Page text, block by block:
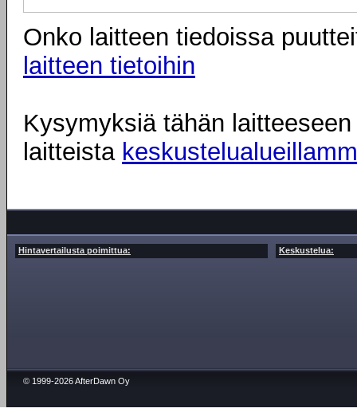
Onko laitteen tiedoissa
laitteen tietoihin
Kysymyksiä tähän
laitteista
Hintavertailusta poimittua: Keskustelua:
© 1999-2026 AfterDawn Oy